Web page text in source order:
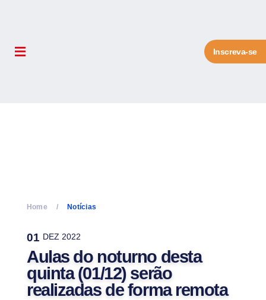
Inscreva-se
Home Notícias
01 DEZ 2022
Aulas do noturno desta
quinta (01/12) serão
realizadas de forma remota